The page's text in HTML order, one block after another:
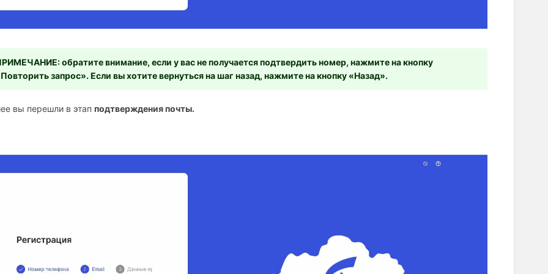
обратите внимание, если у вас не получается подтвердить номер, нажмите на кнопку
запрос». Если вы хотите вернуться на шаг назад, нажмите на кнопку «Назад».
вы перешли в этап подтверждения почты.